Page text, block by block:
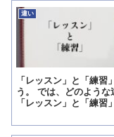
違い
「レッスン」と「練習
う。 では、どのような
「レッスン」と「練